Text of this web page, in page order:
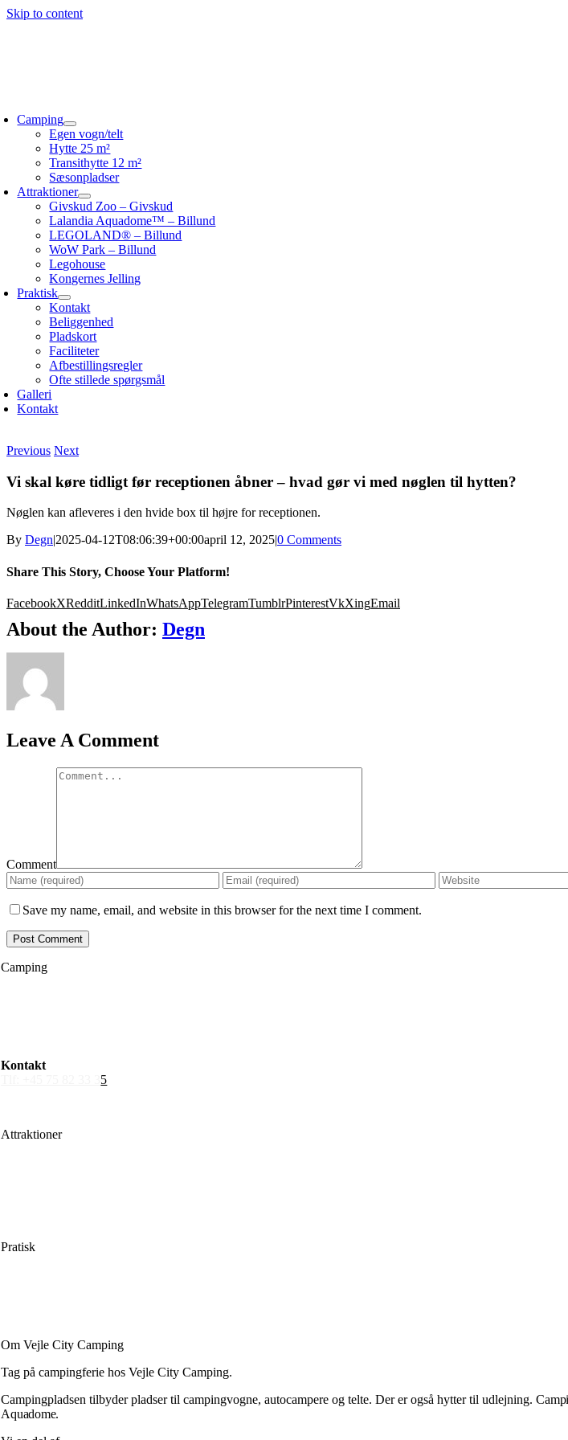
Skip to content
Camping
Egen vogn/telt
Hytte 25 m²
Transithytte 12 m²
Sæsonpladser
Attraktioner
Givskud Zoo – Givskud
Lalandia Aquadome™ – Billund
LEGOLAND® – Billund
WoW Park – Billund
Legohouse
Kongernes Jelling
Praktisk
Kontakt
Beliggenhed
Pladskort
Faciliteter
Afbestillingsregler
Ofte stillede spørgsmål
Galleri
Kontakt
Previous Next
Vi skal køre tidligt før receptionen åbner – hvad gør vi med nøglen til hytten?
Nøglen kan afleveres i den hvide box til højre for receptionen.
By Degn|2025-04-12T08:06:39+00:00april 12, 2025|0 Comments
Share This Story, Choose Your Platform!
FacebookXRedditLinkedInWhatsAppTelegramTumblrPinterestVkXingEmail
About the Author: Degn
Leave A Comment
Comment
Save my name, email, and website in this browser for the next time I comment.
Camping
Kontakt
5
Attraktioner
Pratisk
Om Vejle City Camping
Tag på campingferie hos Vejle City Camping.
Campingpladsen tilbyder pladser til campingvogne, autocampere og telte. Der er også hytter til udlejning.
Aquadome.